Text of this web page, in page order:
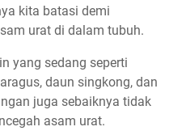
kita batasi demi
urat di dalam tubuh.
yang sedang seperti
daun singkong, dan
juga sebaiknya tidak
asam urat.